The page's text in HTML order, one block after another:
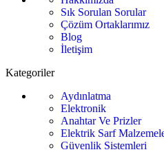
Sık Sorulan Sorular
Çözüm Ortaklarımız
Blog
İletişim
Kategoriler
Aydınlatma
Elektronik
Anahtar Ve Prizler
Elektrik Sarf
Güvenlik Sistemleri